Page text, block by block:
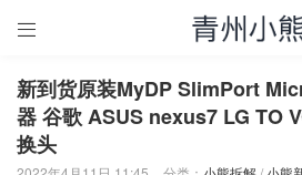

新到货原装MyDP SlimPort
器 谷歌 ASUS nexus7 LG TO
换头